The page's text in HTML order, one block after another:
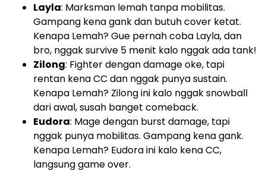
Layla: Marksman lemah tanpa mobilitas.
Gampang kena gank dan butuh cover ketat.
Kenapa Lemah? Gue pernah coba Layla, dan
bro, nggak survive 5 menit kalo nggak ada tank!
Zilong: Fighter dengan damage oke, tapi
rentan kena CC dan nggak punya sustain.
Kenapa Lemah? Zilong ini kalo nggak snowball
dari awal, susah banget comeback.
Eudora: Mage dengan burst damage, tapi
nggak punya mobilitas. Gampang kena gank.
Kenapa Lemah? Eudora ini kalo kena CC,
langsung game over.